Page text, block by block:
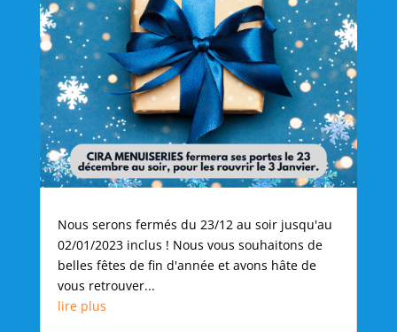
Nous serons fermés du 23/12 au soir jusqu'au
02/01/2023 inclus ! Nous vous souhaitons de
belles fêtes de fin d'année et avons hâte de
vous retrouver...
lire plus